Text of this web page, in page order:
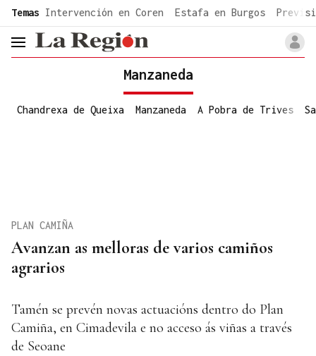
common.go-to-content
Temas Intervención en Coren Estafa en Burgos
header.menu.open
Manzaneda
Chandrexa de Queixa Manzaneda A Pobra de Trives
Avanzan as melloras de varios camiños
agrarios
PLAN CAMIÑA
Tamén se prevén novas actuacións dentro do Plan
Camiña, en Cimadevila e no acceso ás viñas a través
de Seoane